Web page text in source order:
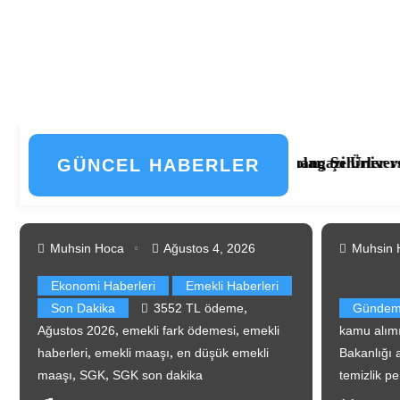
GÜNCEL HABERLER
İşte Kadrolar, Şehirler ve Başvuru Detayları
Osmangazi Üniversitesi 203 Sözleşmeli Personel
📰
Ekonomi Haberleri
Emekli Haberleri
Son Dakika
3552 TL ödeme,
Ağustos 2026, emekli fark ödemesi, emekli
haberleri, emekli maaşı, en düşük emekli
maaşı, SGK, SGK son dakika
Muhsin Hoca Ağustos 4, 2026
Gündem
kamu alımı
Bakanlığı
temizlik
Muhsin
Ağustos 6, 2026